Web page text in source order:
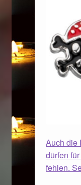
Auch die
dürfen
fehlen.